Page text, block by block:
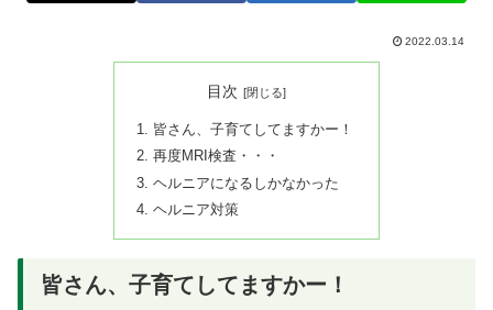
2022.03.14
目次
皆さん、子育てしてますかー！
再度MRI検査・・・
ヘルニアになるしかなかった
ヘルニア対策
皆さん、子育てしてますかー！